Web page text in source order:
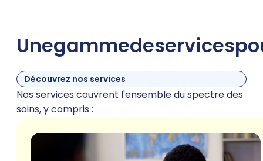
Unegammedeservices
Découvrez nos services
Nos services couvrent l'ensemble du spectre des
soins, y compris :